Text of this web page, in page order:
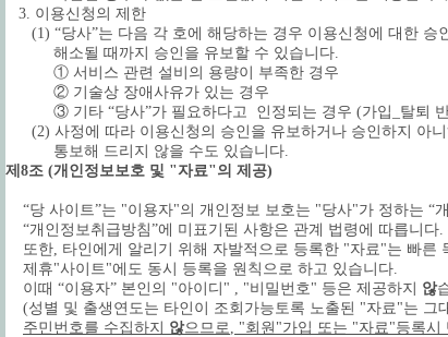
3. 이용신청의 제한
(1) “당사”는 다음 각 호에 해당하는 경우 이용신청에 대한 승
해소될 때까지 승인을 유보할 수 있습니다.
① 서비스 관련 설비의 용량이 부족한 경우
② 기술상 장애사유가 있는 경우
③ 기타 “당사”가 필요하다고 인정되는 경우 (가입_탈퇴 반
(2) 사정에 따라 이용신청의 승인을 유보하거나 승인하지 아니
통보해 드리지 않을 수도 있습니다.
제8조 (개인정보보호 및 "자료"의 제공)
“당 사이트”는 "이용자"의 개인정보 보호는 "당사"가 정하는 “
“개인정보취급방침”에 미표기된 사항은 관계 법령에 따릅니다.
또한, 타인에게 알리기 위해 자발적으로 등록한 "자료"는 빠른
제휴"사이트"에도 동시 등록을 원칙으로 하고 있습니다.
이때 “이용자” 본인의 "아이디" , "비밀번호" 등은 제공하지 않
(성별 및 출생연도는 타인이 조회가능토록 노출된 "자료"는 그
주민번호를 수집하지 않으므로, "회원"가입 또는 "자료"등록시